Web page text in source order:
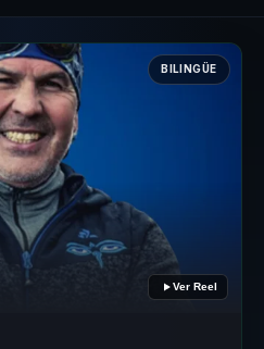
BILINGÜE
Ver Reel